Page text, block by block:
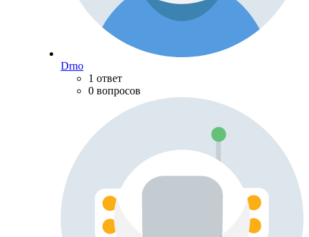
Drno
1 ответ
0 вопросов